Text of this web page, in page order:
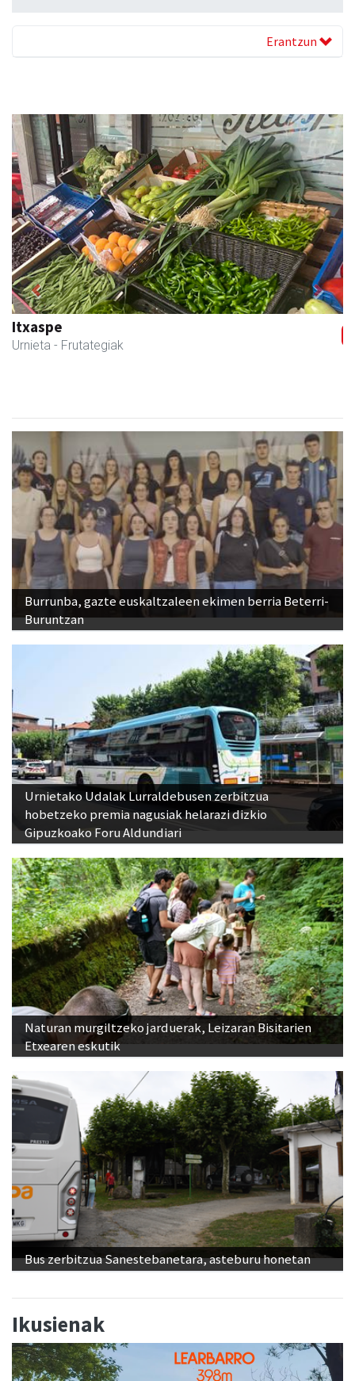
Erantzun
Itxaspe
Urnieta - Frutategiak
Previous Next
Burrunba, gazte euskaltzaleen ekimen berria Beterri-
Buruntzan
Urnietako Udalak Lurraldebusen zerbitzua
hobetzeko premia nagusiak helarazi dizkio
Gipuzkoako Foru Aldundiari
Naturan murgiltzeko jarduerak, Leizaran Bisitarien
Etxearen eskutik
Bus zerbitzua Sanestebanetara, asteburu honetan
Ikusienak